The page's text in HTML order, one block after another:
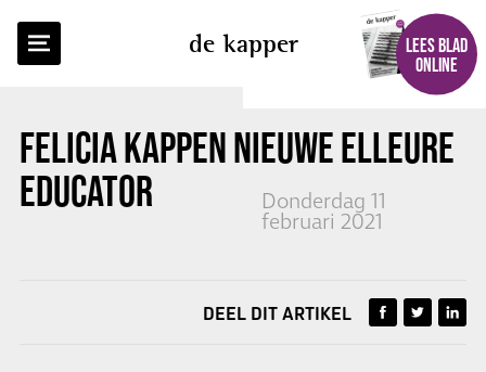
de kapper
LEES BLAD
ONLINE
FELICIA KAPPENNIEUWE ELLEURE
EDUCATOR
Donderdag 11
februari 2021
TERUG NAAR OVERZICHT
DEEL DIT ARTIKEL